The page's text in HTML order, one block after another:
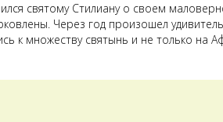
святому Стилиану о своем
Через год произошел
к множеству святынь и не только на